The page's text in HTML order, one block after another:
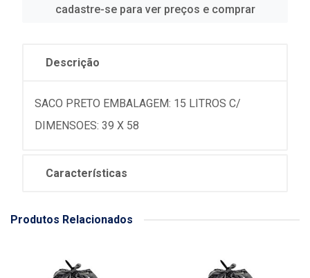
cadastre-se para ver preços e comprar
Descrição
SACO PRETO EMBALAGEM: 15 LITROS C/
DIMENSOES: 39 X 58
Características
Produtos Relacionados